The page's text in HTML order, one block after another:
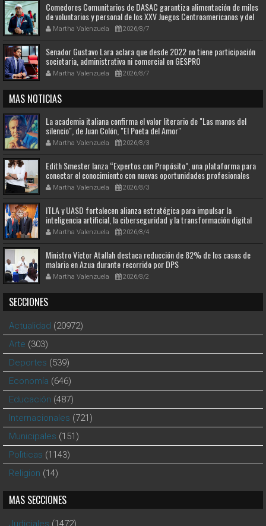
Comedores Comunitarios de DASAC garantiza alimentación de miles
de voluntarios y personal de los XXV Juegos Centroamericanos y del
Caribe Santo Domingo 2026
Martha Valenzuela 2026/8/7
Senador Gustavo Lara aclara que desde 2022 no tiene participación
societaria, administrativa ni comercial en GESPRO
Martha Valenzuela 2026/8/7
MAS NOTICIAS
La academia italiana confirma el valor literario de "Las manos del
silencio", de Juan Colón, "El Poeta del Amor"
Martha Valenzuela 2026/8/3
Edith Smester lanza “Expertos con Propósito”, una plataforma para
conectar el conocimiento con nuevas oportunidades profesionales
Martha Valenzuela 2026/8/3
ITLA y UASD fortalecen alianza estratégica para impulsar la
inteligencia artificial, la ciberseguridad y la transformación digital
Martha Valenzuela 2026/8/4
Ministro Víctor Atallah destaca reducción de 82% de los casos de
malaria en Azua durante recorrido por DPS
Martha Valenzuela 2026/8/2
SECCIONES
Actualidad (20972)
Arte (303)
Deportes (539)
Economía (646)
Educación (487)
Internacionales (721)
Municipales (151)
Polìticas (1143)
Religion (14)
MAS SECCIONES
Judiciales (1472)